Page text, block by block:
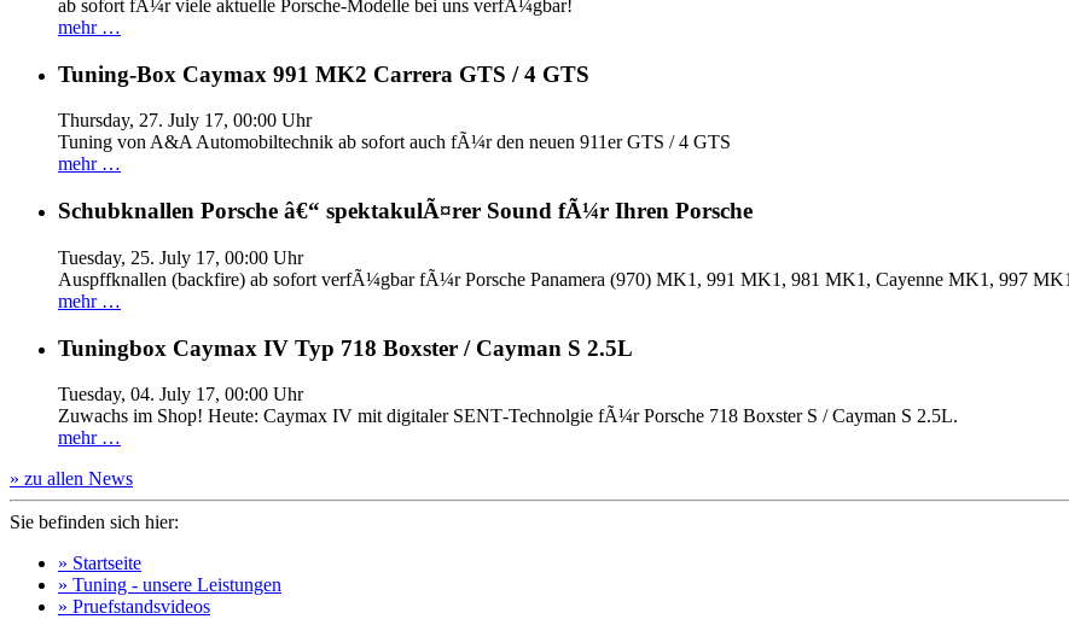
ab sofort fÃ¼r viele aktuelle Porsche-Modelle bei uns verfÃ¼gbar!
mehr …
Tuning-Box Caymax 991 MK2 Carrera GTS / 4 GTS
Thursday, 27. July 17, 00:00 Uhr
Tuning von A&A Automobiltechnik ab sofort auch fÃ¼r den neuen 911er GTS / 4 GTS
mehr …
Schubknallen Porsche â€“ spektakulÃ¤rer Sound fÃ¼r Ihren Porsche
Tuesday, 25. July 17, 00:00 Uhr
Auspffknallen (backfire) ab sofort verfÃ¼gbar fÃ¼r Porsche Panamera (970) MK1, 991 MK1, 981 MK1, Cayenne MK1, 997
mehr …
Tuningbox Caymax IV Typ 718 Boxster / Cayman S 2.5L
Tuesday, 04. July 17, 00:00 Uhr
Zuwachs im Shop! Heute: Caymax IV mit digitaler SENT‐Technolgie fÃ¼r Porsche 718 Boxster S / Cayman S 2.5L.
mehr …
» zu allen News
Sie befinden sich hier:
» Startseite
» Tuning - unsere Leistungen
» Pruefstandsvideos